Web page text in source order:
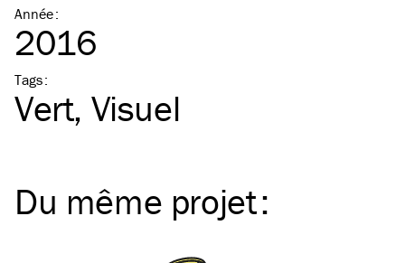
Année:
2016
Tags:
Vert Visuel
Du même projet: